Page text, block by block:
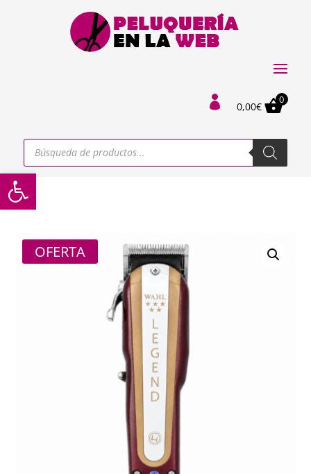
Abrir barra de herramientas
 0,00€
0
Búsqueda
productos
OFERTA